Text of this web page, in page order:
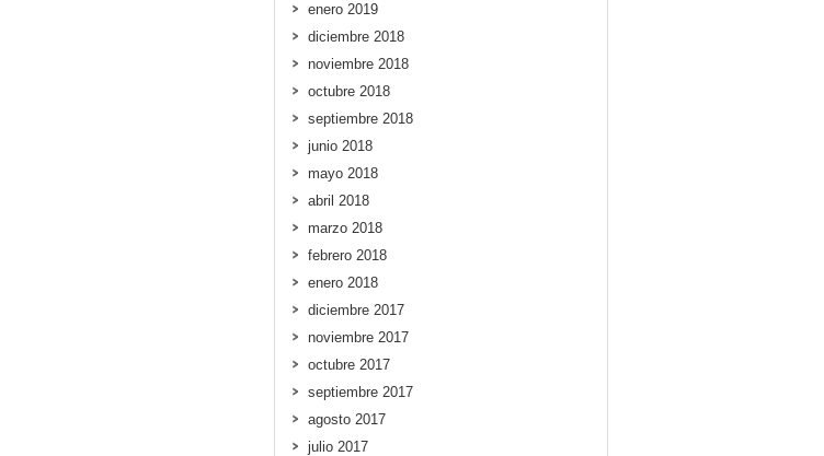
enero 2019
diciembre 2018
noviembre 2018
octubre 2018
septiembre 2018
junio 2018
mayo 2018
abril 2018
marzo 2018
febrero 2018
enero 2018
diciembre 2017
noviembre 2017
octubre 2017
septiembre 2017
agosto 2017
julio 2017